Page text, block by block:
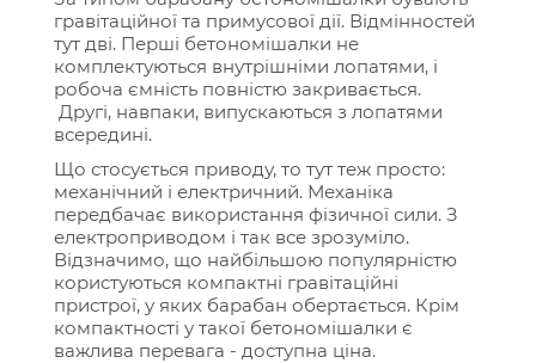
гравітаційної та примусової дії. Відмінностей
тут дві. Перші бетономішалки не
комплектуються внутрішніми лопатями, і
робоча ємність повністю закривається.
Другі, навпаки, випускаються з лопатями
всередині.
Що стосується приводу, то тут теж просто:
механічний і електричний. Механіка
передбачає використання фізичної сили. З
електроприводом і так все зрозуміло.
Відзначимо, що найбільшою популярністю
користуються компактні гравітаційні
пристрої, у яких барабан обертається. Крім
компактності у такої бетономішалки є
важлива перевага - доступна ціна.